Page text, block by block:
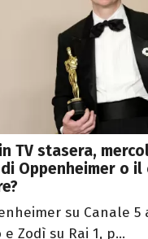
TV stasera,
Oppenheimer o il
su Canale 5
Zodì su Rai 1, p...